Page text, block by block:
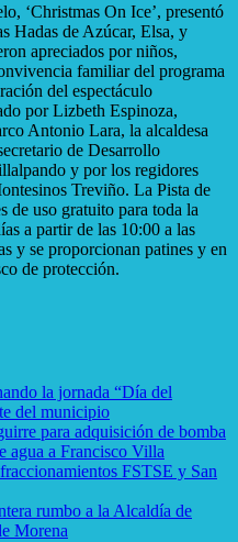
‘Christmas On Ice’, presentó
Hadas de Azúcar, Elsa, y
apreciados por niños,
familiar del programa
del espectáculo
por Lizbeth Espinoza,
Antonio Lara, la alcaldesa
de Desarrollo
y por los regidores
Treviño. La Pista de
de uso gratuito para toda la
a partir de las 10:00 a las
y se proporcionan patines y en
de protección.
la jornada “Día del
del municipio
para adquisición de bomba
agua a Francisco Villa
FSTSE y San
rumbo a la Alcaldía de
Morena